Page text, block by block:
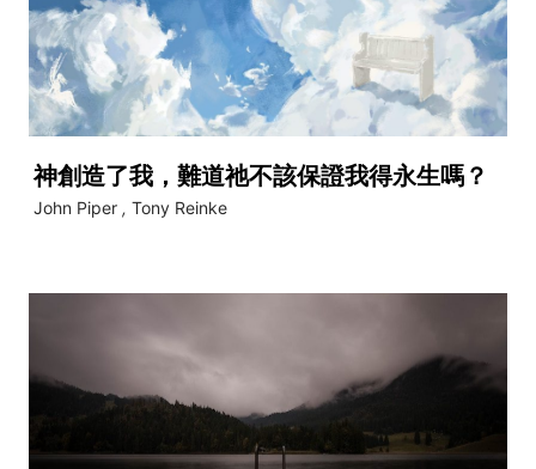
神創造了我，難道祂不該保證我得永生嗎？
John Piper , Tony Reinke